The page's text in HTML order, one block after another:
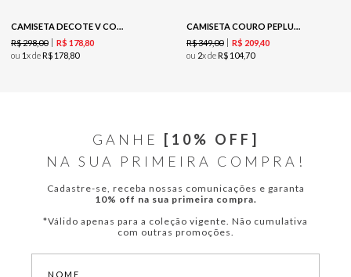
CAMISETA DECOTE V COM RENDA - CARAMELO
R$298,00 R$ 17880
ou 1x deR$ 178 80
CAMISETA COURO PEPLUM - PRETO
R$349,00 R$ 20940
ou 2x deR$ 10470
GANHE
[10% OFF]
NA SUA PRIMEIRA COMPRA!
Cadastre-se, receba nossas comunicações e garanta
10% off na sua primeira compra.
*Válido apenas para a coleção vigente. Não cumulativa
com outras promoções.